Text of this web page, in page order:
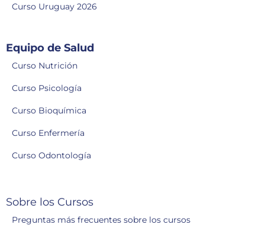
Curso Uruguay 2026
Equipo de Salud
Curso Nutrición
Curso Psicología
Curso Bioquímica
Curso Enfermería
Curso Odontología
Sobre los Cursos
Preguntas más frecuentes sobre los cursos